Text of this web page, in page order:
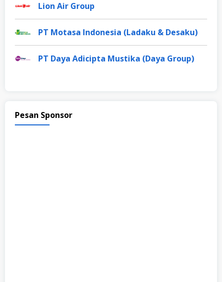
Lion Air Group
PT Motasa Indonesia (Ladaku & Desaku)
PT Daya Adicipta Mustika (Daya Group)
Pesan Sponsor